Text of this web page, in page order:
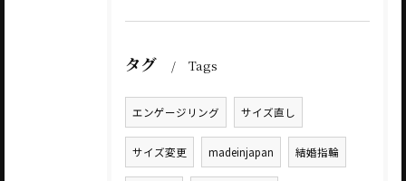
タグ Tags
エンゲージリング サイズ直し
サイズ変更 madeinjapan 結婚指輪